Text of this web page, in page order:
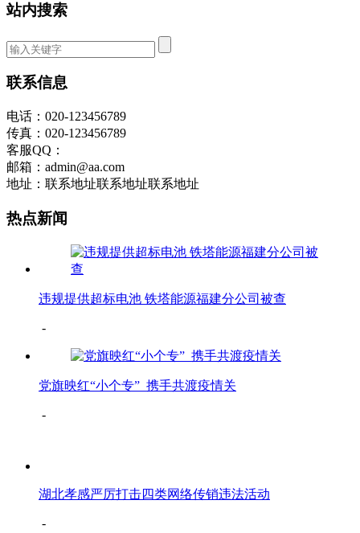
站内搜索
联系信息
电话：020-123456789
传真：020-123456789
客服QQ：
邮箱：admin@aa.com
地址：联系地址联系地址联系地址
热点新闻
违规提供超标电池 铁塔能源福建分公司被查
-
党旗映红“小个专” 携手共渡疫情关
-
湖北孝感严厉打击四类网络传销违法活动
-